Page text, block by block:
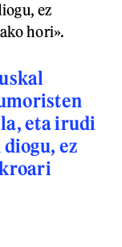
ez
hori».
eta irudi
ez